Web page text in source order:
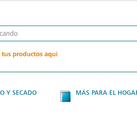
Y SECADO MÁS PARA EL